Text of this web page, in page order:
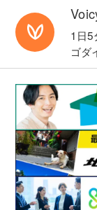
1日5
ゴダ